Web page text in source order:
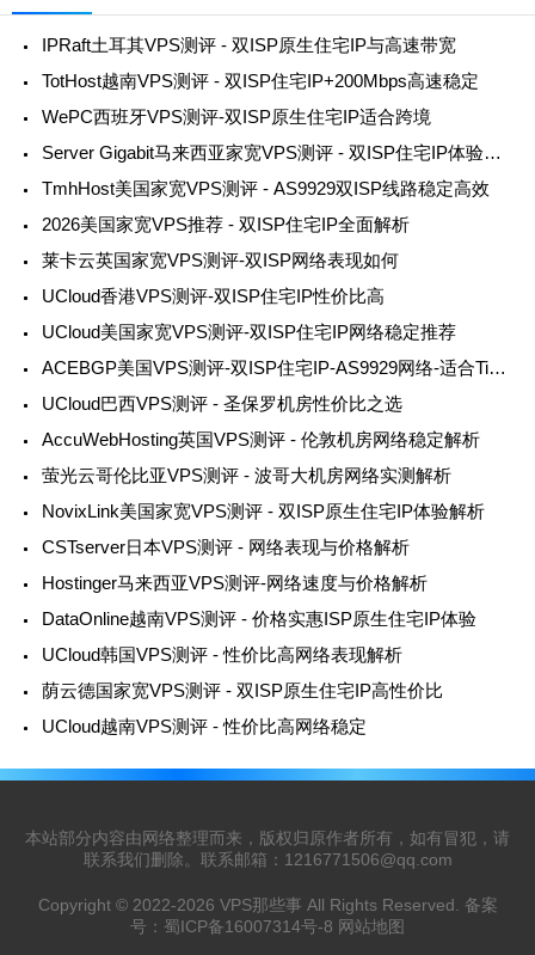
IPRaft土耳其VPS测评 - 双ISP原生住宅IP与高速带宽
TotHost越南VPS测评 - 双ISP住宅IP+200Mbps高速稳定
WePC西班牙VPS测评-双ISP原生住宅IP适合跨境
Server Gigabit马来西亚家宽VPS测评 - 双ISP住宅IP体验详解
TmhHost美国家宽VPS测评 - AS9929双ISP线路稳定高效
2026美国家宽VPS推荐 - 双ISP住宅IP全面解析
莱卡云英国家宽VPS测评-双ISP网络表现如何
UCloud香港VPS测评-双ISP住宅IP性价比高
UCloud美国家宽VPS测评-双ISP住宅IP网络稳定推荐
ACEBGP美国VPS测评-双ISP住宅IP-AS9929网络-适合TikTok/ChatGPT/跨境业务
UCloud巴西VPS测评 - 圣保罗机房性价比之选
AccuWebHosting英国VPS测评 - 伦敦机房网络稳定解析
萤光云哥伦比亚VPS测评 - 波哥大机房网络实测解析
NovixLink美国家宽VPS测评 - 双ISP原生住宅IP体验解析
CSTserver日本VPS测评 - 网络表现与价格解析
Hostinger马来西亚VPS测评-网络速度与价格解析
DataOnline越南VPS测评 - 价格实惠ISP原生住宅IP体验
UCloud韩国VPS测评 - 性价比高网络表现解析
荫云德国家宽VPS测评 - 双ISP原生住宅IP高性价比
UCloud越南VPS测评 - 性价比高网络稳定
本站部分内容由网络整理而来，版权归原作者所有，如有冒犯，请
联系我们删除。联系邮箱： 1216771506@qq.com
Copyright © 2022-2026 VPS那些事 All Rights Reserved. 备案
号： 蜀ICP备16007314号-8 网站地图